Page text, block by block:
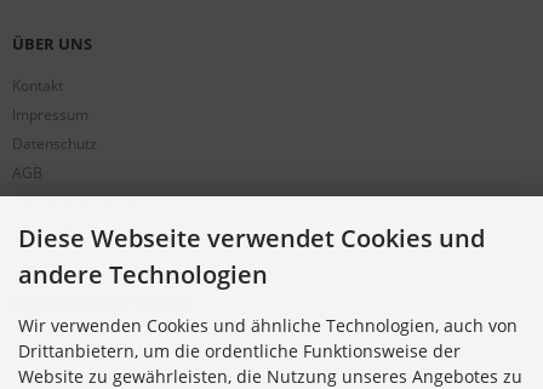
ÜBER UNS
Kontakt
Impressum
Datenschutz
AGB
Partnerprogramm
Cookie Einstellungen
Versandkosten
Alternative Bestellwege
Diese Webseite verwendet Cookies und
andere Technologien
Wir verwenden Cookies und ähnliche Technologien, auch von
Drittanbietern, um die ordentliche Funktionsweise der
Website zu gewährleisten, die Nutzung unseres Angebotes zu